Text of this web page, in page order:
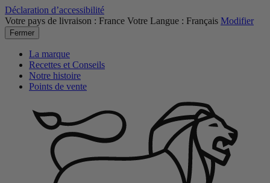
Déclaration d’accessibilité
Votre pays de livraison : France Votre Langue : Français Modifier
Fermer
La marque
Recettes et Conseils
Notre histoire
Points de vente